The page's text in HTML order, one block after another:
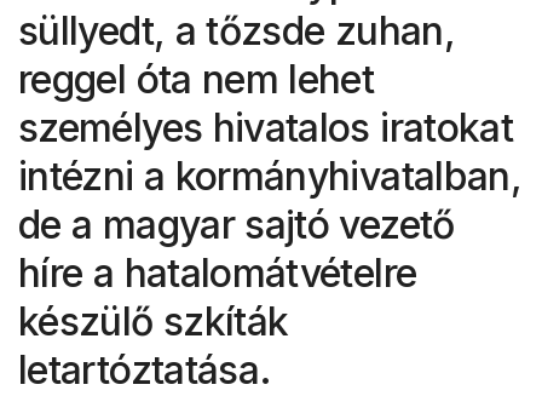
süllyedt, a tőzsde zuhan,
reggel óta nem lehet
személyes hivatalos iratokat
intézni a kormányhivatalban,
de a magyar sajtó vezető
híre a hatalomátvételre
készülő szkíták
letartóztatása.